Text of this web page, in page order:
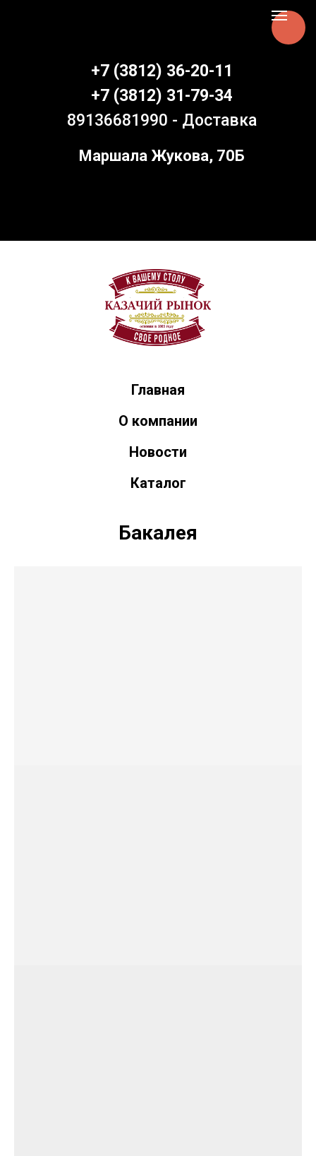
+7 (3812) 36-20-11
+7 (3812) 31-79-34
89136681990 - Доставка
Маршала Жукова, 70Б
Главная
О компании
Новости
Каталог
Бакалея